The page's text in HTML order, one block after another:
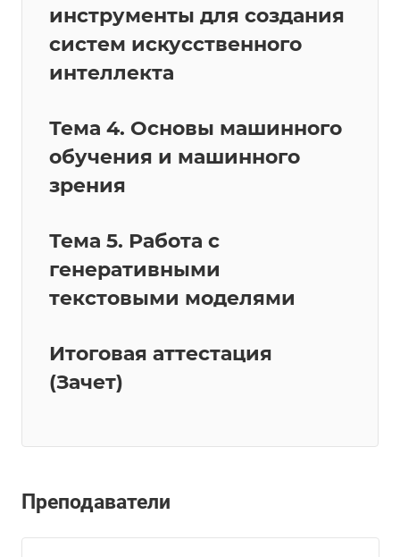
инструменты для создания
систем искусственного
интеллекта
Тема 4. Основы машинного
обучения и машинного
зрения
Тема 5. Работа с
генеративными
текстовыми моделями
Итоговая аттестация
(Зачет)
Преподаватели